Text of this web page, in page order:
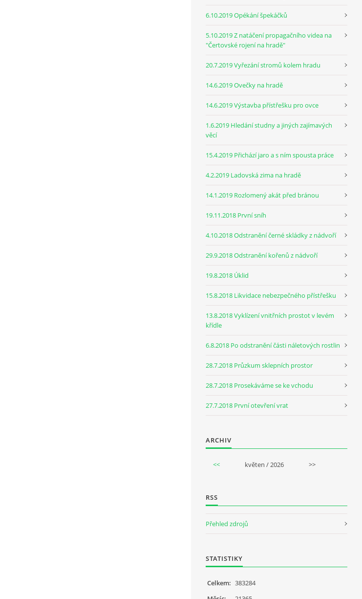
6.10.2019 Opékání špekáčků
5.10.2019 Z natáčení propagačního videa na
"Čertovské rojení na hradě"
20.7.2019 Vyřezání stromů kolem hradu
14.6.2019 Ovečky na hradě
14.6.2019 Výstavba přístřešku pro ovce
1.6.2019 Hledání studny a jiných zajímavých
věcí
15.4.2019 Přichází jaro a s ním spousta práce
4.2.2019 Ladovská zima na hradě
14.1.2019 Rozlomený akát před bránou
19.11.2018 První sníh
4.10.2018 Odstranění černé skládky z nádvoří
29.9.2018 Odstranění kořenů z nádvoří
19.8.2018 Úklid
15.8.2018 Likvidace nebezpečného přístřešku
13.8.2018 Vyklízení vnitřních prostot v levém
křídle
6.8.2018 Po odstranění části náletových rostlin
28.7.2018 Průzkum sklepních prostor
28.7.2018 Prosekáváme se ke vchodu
27.7.2018 První otevření vrat
ARCHIV
<< květen / 2026 >>
RSS
Přehled zdrojů
STATISTIKY
Celkem: 383284